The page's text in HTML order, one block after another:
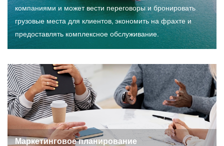
компаниями и может вести переговоры и бронировать
грузовые места для клиентов, экономить на фрахте и
предоставлять комплексное обслуживание.
Маркетинговое планирование